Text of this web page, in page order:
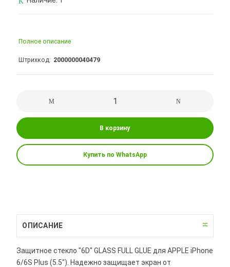
Полное описание
Штрихкод 2000000040479
В корзину
Купить по WhatsApp
ОПИСАНИЕ
Защитное стекло "6D" GLASS FULL GLUE для APPLE iPhone
6/6S Plus (5.5"). Надежно защищает экран от